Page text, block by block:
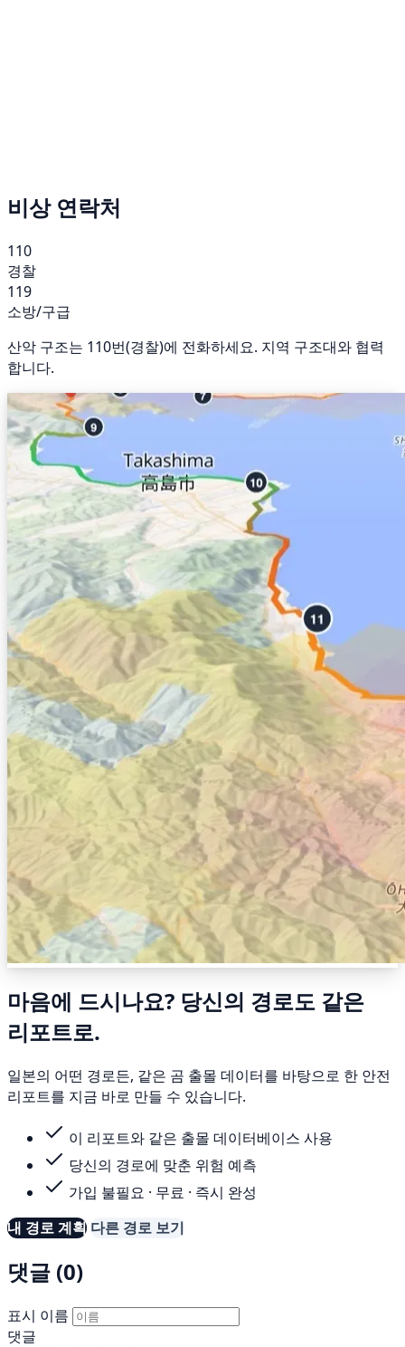
비상 연락처
110
경찰
119
소방/구급
산악 구조는 110번(경찰)에 전화하세요. 지역 구조대와 협력
합니다.
마음에 드시나요? 당신의 경로도 같은
리포트로.
일본의 어떤 경로든, 같은 곰 출몰 데이터를 바탕으로 한 안전
리포트를 지금 바로 만들 수 있습니다.
이 리포트와 같은 출몰 데이터베이스 사용
당신의 경로에 맞춘 위험 예측
가입 불필요 · 무료 · 즉시 완성
내 경로 계획 다른 경로 보기
댓글 (0)
표시 이름
댓글